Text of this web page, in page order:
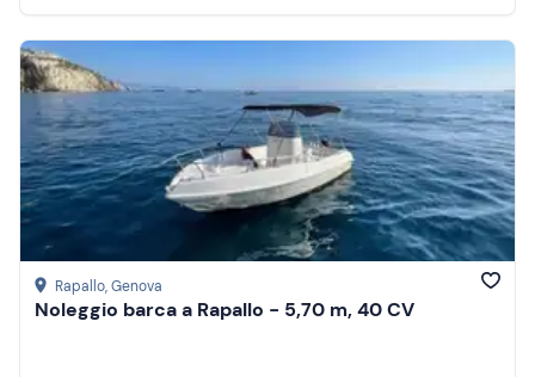
Rapallo, Genova
Noleggio barca a Rapallo - 5,70 m, 40 CV